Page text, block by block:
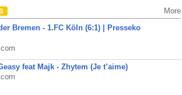
More
Bremen - 1.FC Köln (6:1) | Presseko
feat Majk - Zhytem (Je t’aime)